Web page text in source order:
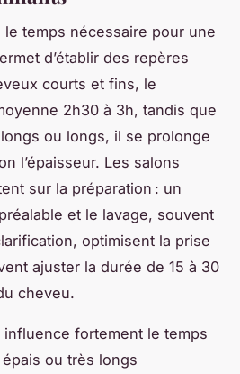
le temps nécessaire pour une
d’établir des repères
courts et fins, le
2h30 à 3h, tandis que
ou longs, il se prolonge
l’épaisseur. Les salons
sur la préparation : un
et le lavage, souvent
optimisent la prise
ajuster la durée de 15 à 30
cheveu.
fortement le temps
ou très longs